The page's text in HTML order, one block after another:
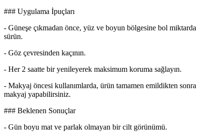
### Uygulama İpuçları
- Güneşe çıkmadan önce, yüz ve boyun bölgesine bol miktarda
sürün.
- Göz çevresinden kaçının.
- Her 2 saatte bir yenileyerek maksimum koruma sağlayın.
- Makyaj öncesi kullanımlarda, ürün tamamen emildikten sonra
makyaj yapabilirsiniz.
### Beklenen Sonuçlar
- Gün boyu mat ve parlak olmayan bir cilt görünümü.